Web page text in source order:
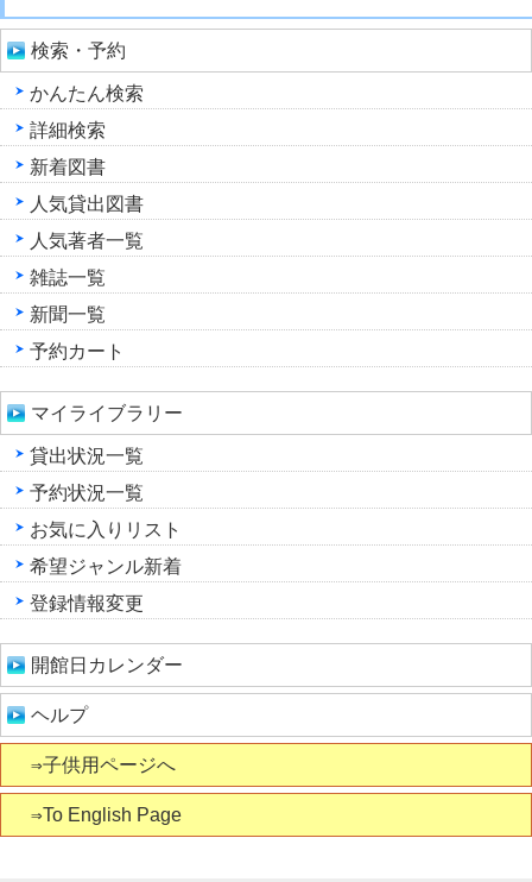
検索・予約
かんたん検索
詳細検索
新着図書
人気貸出図書
人気著者一覧
雑誌一覧
新聞一覧
予約カート
マイライブラリー
貸出状況一覧
予約状況一覧
お気に入りリスト
希望ジャンル新着
登録情報変更
開館日カレンダー
ヘルプ
⇒子供用ページへ
⇒To English Page